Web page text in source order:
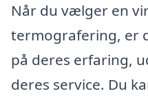
Når du vælger en
termografering, er
på deres erfaring,
deres service. Du